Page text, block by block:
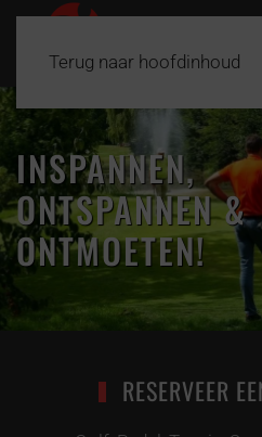
Terug naar hoofdinhoud
INSPANNEN,
ONTSPANNEN &
ONTMOETEN!
RESERVEER